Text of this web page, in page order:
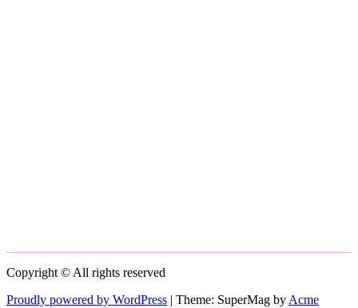
Copyright © All rights reserved
Proudly powered by WordPress | Theme: SuperMag by Acme